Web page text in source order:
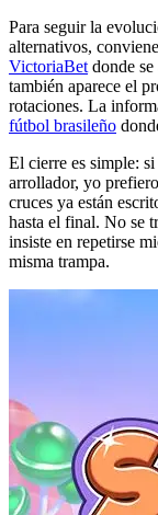
Para seguir la
alternativos,
VictoriaBet donde
también aparece el
rotaciones. La
fútbol brasileño
El cierre es simple:
arrollador, yo
cruces ya están
hasta el final. No se
insiste en repetirse
misma trampa.